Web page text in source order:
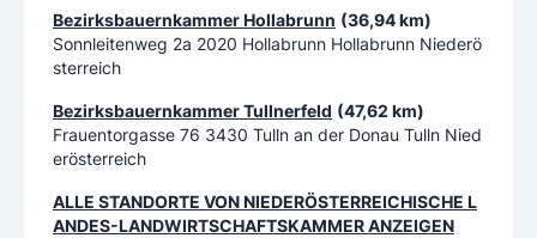
Bezirksbauernkammer Hollabrunn (36,94 km)
Sonnleitenweg 2a 2020 Hollabrunn Hollabrunn Niederö
sterreich
Bezirksbauernkammer Tullnerfeld (47,62 km)
Frauentorgasse 76 3430 Tulln an der Donau Tulln Nied
erösterreich
ALLE STANDORTE VONNIEDERÖSTERREICHISCHE L
ANDES-LANDWIRTSCHAFTSKAMMERANZEIGEN